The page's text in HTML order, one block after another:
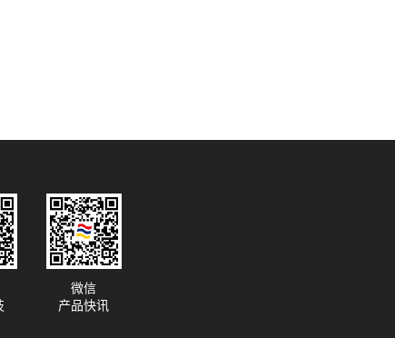
微信
产品快讯